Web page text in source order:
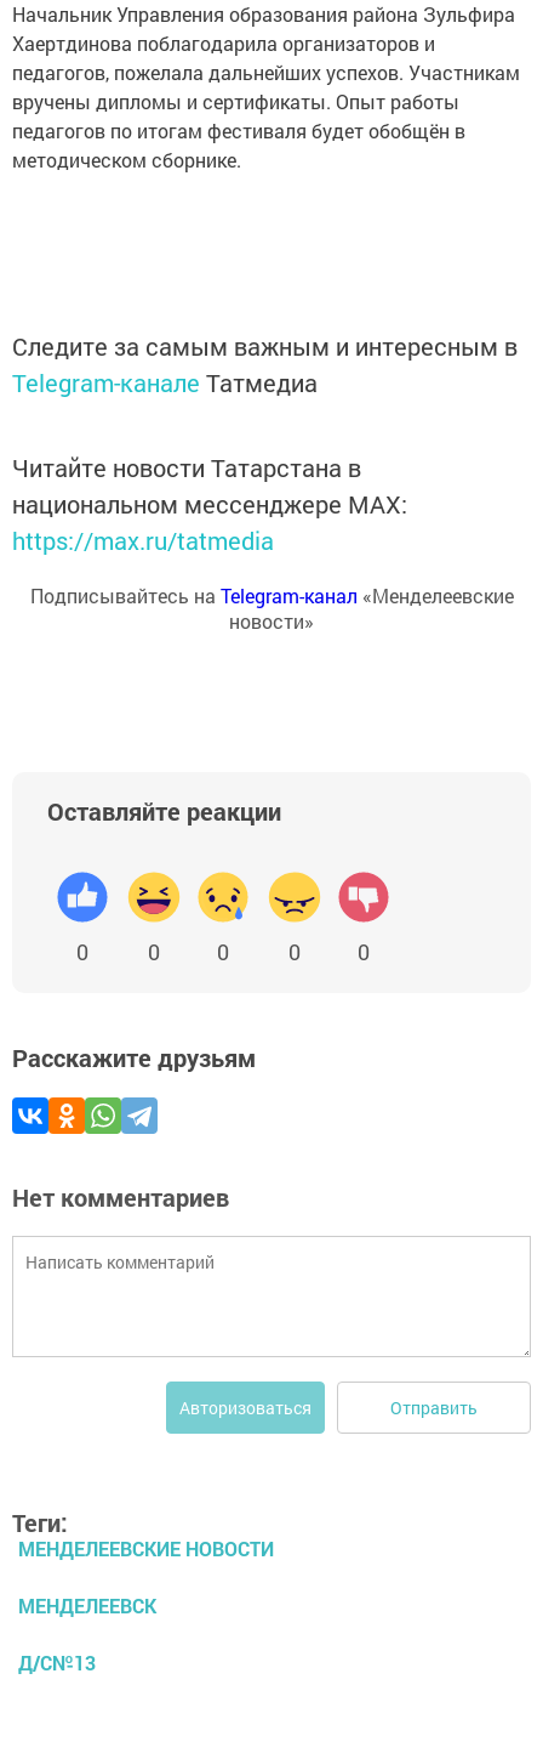
Начальник Управления образования района Зульфира
Хаертдинова поблагодарила организаторов и
педагогов, пожелала дальнейших успехов. Участникам
вручены дипломы и сертификаты. Опыт работы
педагогов по итогам фестиваля будет обобщён в
методическом сборнике.
Следите за самым важным и интересным в
Telegram-канале Татмедиа
Читайте новости Татарстана в
национальном мессенджере MАХ:
https://max.ru/tatmedia
Подписывайтесь на Telegram-канал «Менделеевские
новости»
Оставляйте реакции
0 0 0 0 0
Расскажите друзьям
Нет комментариев
Авторизоваться Отправить
Теги:
МЕНДЕЛЕЕВСКИЕ НОВОСТИ
МЕНДЕЛЕЕВСК
Д/С№13